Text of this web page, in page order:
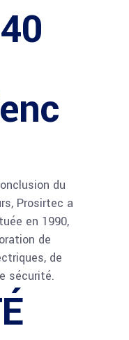
du
Prosirtec a
en 1990,
de
de
sécurité.